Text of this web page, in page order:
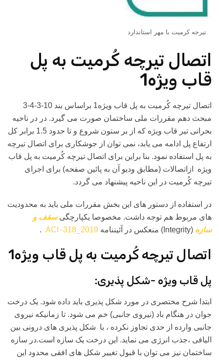
تیرجه کرمیت با مهر استاندارد
اتصال تیرچه کُرمیت به پل
قاب ویژه1
اتصال تیرچه کُرمیت به پل قاب ویژه1 براساس بند 10-3-4-3
مبحث دهم مقررات ملی ساختمان صورت می گیرد. در در ناحیه
بحرانی تیر قاب ویژه که از بر ستون شروع و تا حدود 1.5 برابر کل
ارتفاع پل ادامه می یابد، نمی توان از جوشکاری برای اتصال تیرچه
به پل استفاده نمود. بنا براین برای اتصال تیرچه کُرمیت به پل قاب
ویژه ازاتصالات (مطابق ودیو آن به پائین صفحه) برای اجرای
تیرچه کُرمیت در این ناحیه پیشنهاد می گردد.
در استفاده از دستور های این بخش مقررات ملی باید به محدودیت
های مربوط هم توجه داشت. مخصوصا یکپارچگیسقف و
سازه (Integrity) منعکس در آئیننامه ACI -318_2019
.
اتصال تیرچه کُرمیت به پل قاب ویژه1
پل قاب ویژه -شکل پذیری:
ابتدا شرح مختصری در مورد شکل پذیری باید داده شود. یک درخت
جوان در هنگام باد (نیروی جانبی) خم می شود. تا زمانیکه نیروی
جانبی وارده از حدی تجاوز نکرده ، با شکل پذیری های درونی بین
الیافی ،جذب انرژی می نماید. این درخت یک سازه است.در سازه
ساختمان نیز می توان با قبول تغییر شکل های افقی محدود این